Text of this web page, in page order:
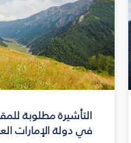
التأشيرة مطلوبة
في دولة الإمارات